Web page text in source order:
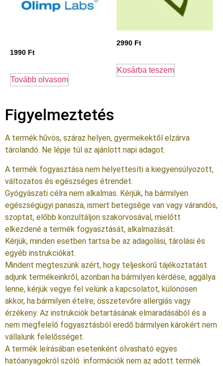
1990 Ft
Tovább olvasom
2990 Ft
Kosárba teszem
Figyelmeztetés
A termék hűvös, száraz helyen, gyermekektől elzárva
tárolandó. Ne lépje túl az ajánlott napi adagot.
A termék fogyasztása nem helyettesíti a kiegyensúlyozott,
változatos és egészséges étrendet.
Gyógyászati célra nem alkalmas. Kérjük, ha bármilyen
egészségügyi panasza, ismert betegsége van vagy várandós,
szoptat, előbb konzultáljon szakorvosával, mielőtt
elkezdené a termék fogyasztását, alkalmazását.
Kérjük, minden esetben tartsa be az adagolási, tárolási és
egyéb instrukciókat.
Mindent megteszünk azért, hogy teljeskörű tájékoztatást
adjunk termékeinkről, azonban ha bármilyen kérdése, aggálya
lenne, kérjük vegye fel velünk a kapcsolatot, különösen
akkor, ha bármilyen ételre, összetevőre allergiás vagy
érzékeny. Az instrukciók betartásának elmaradásából és a
nem megfelelő fogyasztásból eredő bármilyen károkért nem
vállalunk felelősséget.
A termék leírásában esetenként olvasható egyes
hatóanyagokról szóló információk nem az adott termék